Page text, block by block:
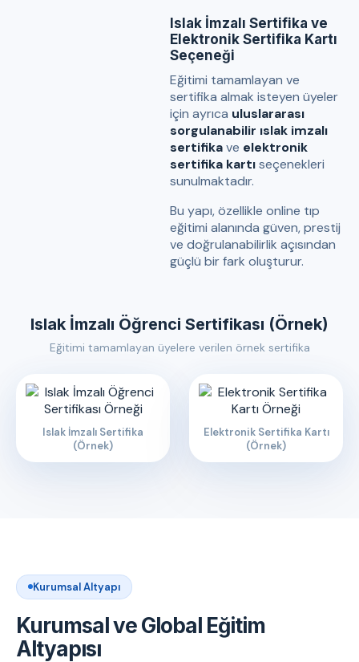
Islak İmzalı Sertifika ve
Elektronik Sertifika Kartı
Seçeneği
Eğitimi tamamlayan ve
sertifika almak isteyen üyeler
için ayrıca uluslararası
sorgulanabilir ıslak imzalı
sertifikave elektronik
sertifika kartıseçenekleri
sunulmaktadır.
Bu yapı, özellikle online tıp
eğitimi alanında güven, prestij
ve doğrulanabilirlik açısından
güçlü bir fark oluşturur.
Islak İmzalı Öğrenci Sertifikası (Örnek)
Eğitimi tamamlayan üyelere verilen örnek sertifika
Islak İmzalı Sertifika
(Örnek)
Elektronik Sertifika Kartı
(Örnek)
Kurumsal Altyapı
Kurumsal ve Global Eğitim
Altyapısı